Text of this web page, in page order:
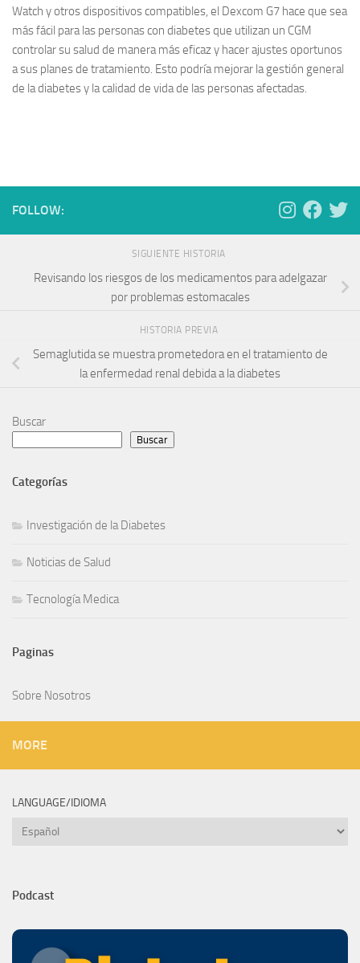
Watch y otros dispositivos compatibles, el Dexcom G7 hace que sea
más fácil para las personas con diabetes que utilizan un CGM
controlar su salud de manera más eficaz y hacer ajustes oportunos
a sus planes de tratamiento. Esto podría mejorar la gestión general
de la diabetes y la calidad de vida de las personas afectadas.
FOLLOW:
SIGUIENTE HISTORIA
Revisando los riesgos de los medicamentos para adelgazar
por problemas estomacales
HISTORIA PREVIA
Semaglutida se muestra prometedora en el tratamiento de
la enfermedad renal debida a la diabetes
Buscar
Buscar
Investigación de la Diabetes
Noticias de Salud
Tecnología Medica
Sobre Nosotros
MORE
LANGUAGE/IDIOMA
Language/Idioma
Podcast